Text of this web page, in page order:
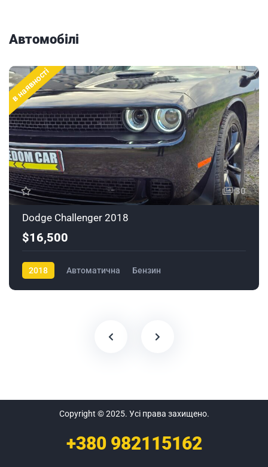
Автомобілі
в наявності
30
Dodge Challenger 2018
$16,500
2018 Автоматична Бензин
Copyright © 2025. Усі права захищено.
+380982115162